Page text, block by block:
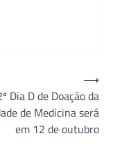
Dia D de Doação da
de Medicina será
em 12 de outubro
⟶